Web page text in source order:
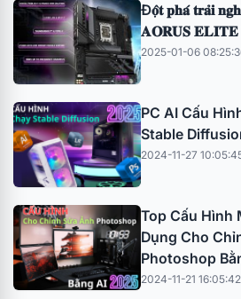
Đ𝐨̣̂𝐭 𝐩𝐡𝐚́ 𝐭𝐫𝐚̉𝐢
𝐀𝐎𝐑𝐔𝐒 𝐄𝐋𝐈𝐓𝐄
2025-01-06
PC AI Cấu
Stable
2024-11-27
Top Cấu Hình
Dụng Cho
Photoshop
2024-11-21 16:05:42